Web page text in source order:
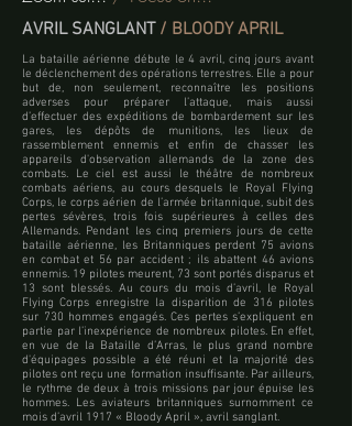
AVRIL SANGLANT / BLOODY APRIL
La bataille aérienne débute le 4 avril, cinq jours avant
le déclenchement des opérations terrestres. Elle a pour
but de, non seulement, reconnaître les positions
adverses pour préparer l’attaque, mais aussi
d’effectuer des expéditions de bombardement sur les
gares, les dépôts de munitions, les lieux de
rassemblement ennemis et enfin de chasser les
appareils d'observation allemands de la zone des
combats. Le ciel est aussi le théâtre de nombreux
combats aériens, au cours desquels le Royal Flying
Corps, le corps aérien de l’armée britannique, subit des
pertes sévères, trois fois supérieures à celles des
Allemands. Pendant les cinq premiers jours de cette
bataille aérienne, les Britanniques perdent 75 avions
en combat et 56 par accident ; ils abattent 46 avions
ennemis. 19 pilotes meurent, 73 sont portés disparus et
13 sont blessés. Au cours du mois d’avril, le Royal
Flying Corps enregistre la disparition de 316 pilotes
sur 730 hommes engagés. Ces pertes s’expliquent en
partie par l’inexpérience de nombreux pilotes. En effet,
en vue de la Bataille d’Arras, le plus grand nombre
d'équipages possible a été réuni et la majorité des
pilotes ont reçu une formation insuffisante. Par ailleurs,
le rythme de deux à trois missions par jour épuise les
hommes. Les aviateurs britanniques surnomment ce
mois d’avril 1917 « Bloody April », avril sanglant.